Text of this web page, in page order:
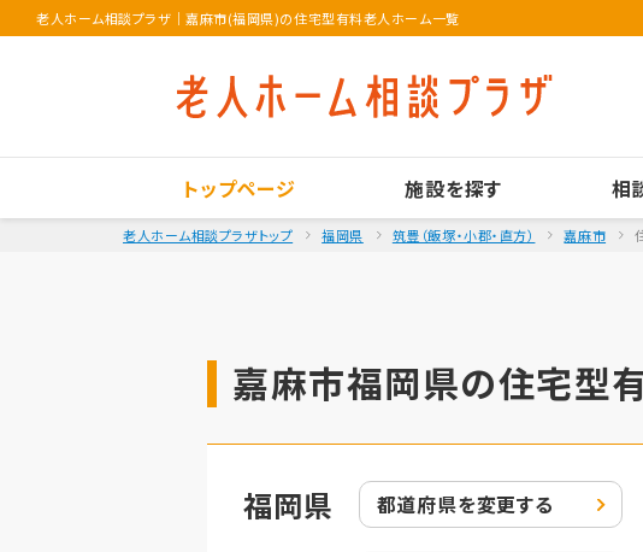
老人ホーム相談プラザ ｜嘉麻市(福岡県)の住宅型有料老人ホーム一覧
トップページ 施設を探す 相
老人ホーム相談プラザトップ 福岡県 筑豊（飯塚・小郡・直方） 嘉麻市
嘉麻市福岡県の住宅型
福岡県 都道府県を変更する